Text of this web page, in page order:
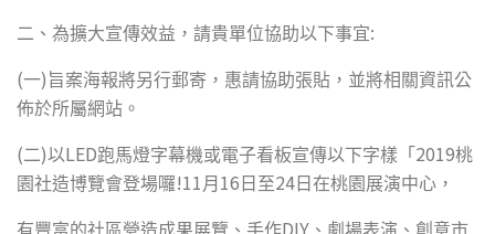
二、為擴大宣傳效益，請貴單位協助以下事宜:
(一) 旨案海報將另行郵寄，惠請協助張貼，並將相關資訊公
佈於所屬網站。
(二)以LED跑馬燈字幕機或電子看板宣傳以下字樣「 2019桃
園社造博覽會登場囉!11 月 16 日至24 日在桃園展演中心，
有豐富的社區營造成果展覽、手作DIY 、劇場表演、創意市